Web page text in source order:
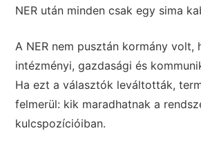
NER után minden csak egy sima
A NER nem pusztán kormány volt,
intézményi, gazdasági és
Ha ezt a választók leváltották,
felmerül: kik maradhatnak a
kulcspozícióiban.